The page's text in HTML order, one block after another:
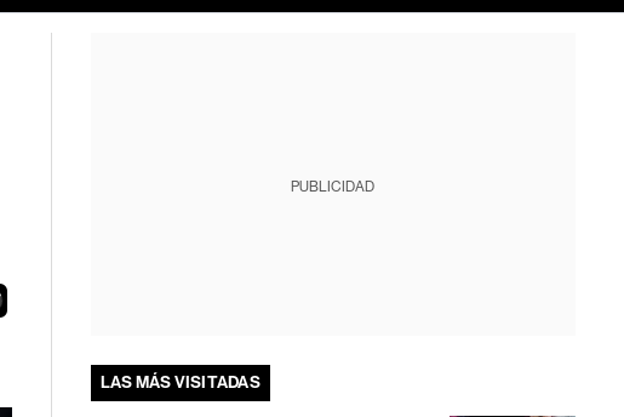
PUBLICIDAD
LAS MÁS VISITADAS